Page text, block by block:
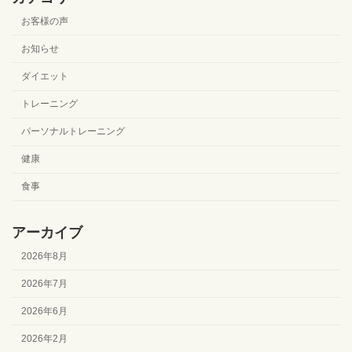
お客様の声
お知らせ
ダイエット
トレーニング
パーソナルトレーニング
健康
食事
アーカイブ
2026年8月
2026年7月
2026年6月
2026年2月